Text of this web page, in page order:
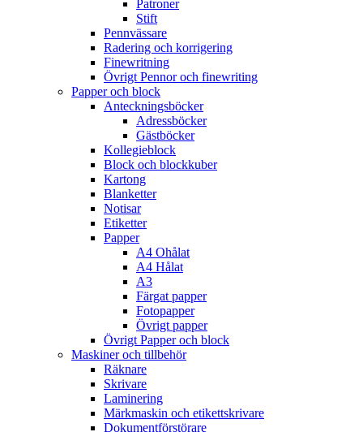
Patroner
Stift
Pennvässare
Radering och korrigering
Finewritning
Övrigt Pennor och finewriting
Papper och block
Anteckningsböcker
Adressböcker
Gästböcker
Kollegieblock
Block och blockkuber
Kartong
Blanketter
Notisar
Etiketter
Papper
A4 Ohålat
A4 Hålat
A3
Färgat papper
Fotopapper
Övrigt papper
Övrigt Papper och block
Maskiner och tillbehör
Räknare
Skrivare
Laminering
Märkmaskin och etikettskrivare
Dokumentförstörare